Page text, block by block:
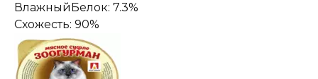
ВлажныйБелок: 7.3%
Схожесть: 90%